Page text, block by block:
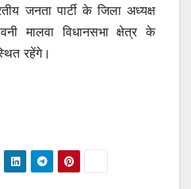
जनता पार्टी के जिला अध्यक्ष
मालवा विधानसभा क्षेत्र के
रहेंगे।